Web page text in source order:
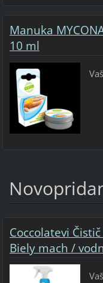
Manuka
10 ml
Coccolatevi
Biely mach /